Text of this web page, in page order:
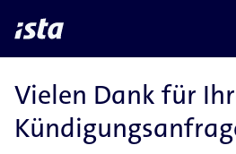
languagechevron_right
Vielen Dank für